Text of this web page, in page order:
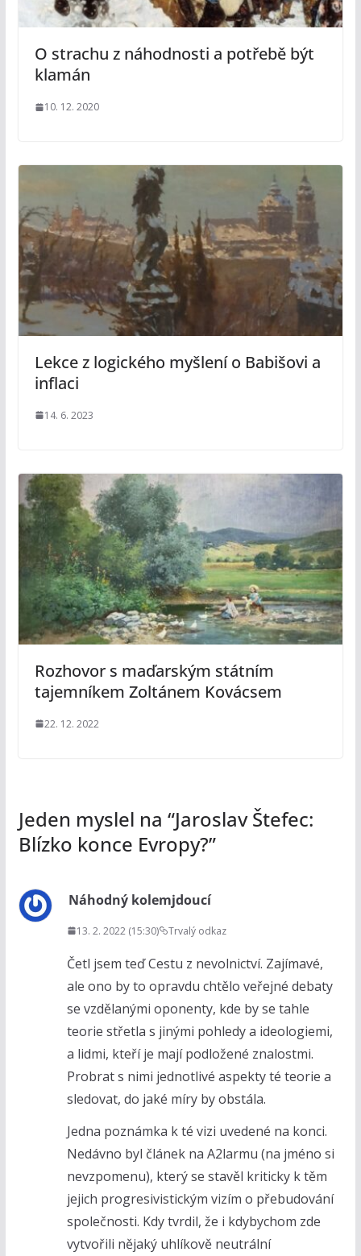
O strachu z náhodnosti a potřebě být
klamán
10. 12. 2020
Lekce z logického myšlení o Babišovi a
inflaci
14. 6. 2023
Rozhovor s maďarským státním
tajemníkem Zoltánem Kovácsem
22. 12. 2022
Jeden myslel na “Jaroslav Štefec:
Blízko konce Evropy?”
Náhodný kolemjdoucí
13. 2. 2022 (15:30) Trvalý odkaz
Četl jsem teď Cestu z nevolnictví. Zajímavé,
ale ono by to opravdu chtělo veřejné debaty
se vzdělanými oponenty, kde by se tahle
teorie střetla s jinými pohledy a ideologiemi,
a lidmi, kteří je mají podložené znalostmi.
Probrat s nimi jednotlivé aspekty té teorie a
sledovat, do jaké míry by obstála.
Jedna poznámka k té vizi uvedené na konci.
Nedávno byl článek na A2larmu (na jméno si
nevzpomenu), který se stavěl kriticky k těm
jejich progresivistickým vizím o přebudování
společnosti. Kdy tvrdil, že i kdybychom zde
vytvořili nějaký uhlíkově neutrální